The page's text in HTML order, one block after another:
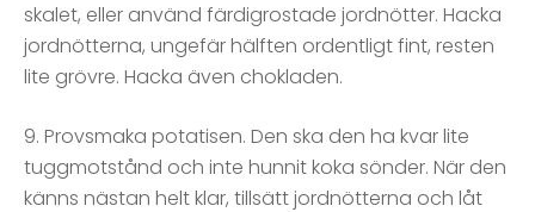
skalet, eller använd färdigrostade jordnötter. Hacka
jordnötterna, ungefär hälften ordentligt fint, resten
lite grövre. Hacka även chokladen.
9. Provsmaka potatisen. Den ska den ha kvar lite
tuggmotstånd och inte hunnit koka sönder. När den
känns nästan helt klar, tillsätt jordnötterna och låt